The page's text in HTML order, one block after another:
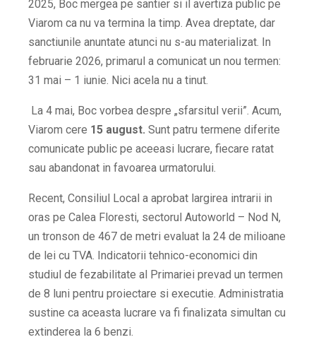
2025, Boc mergea pe santier si il avertiza public pe
Viarom ca nu va termina la timp. Avea dreptate, dar
sanctiunile anuntate atunci nu s-au materializat. In
februarie 2026, primarul a comunicat un nou termen:
31 mai – 1 iunie. Nici acela nu a tinut.
La 4 mai, Boc vorbea despre „sfarsitul verii”. Acum,
Viarom cere 15 august. Sunt patru termene diferite
comunicate public pe aceeasi lucrare, fiecare ratat
sau abandonat in favoarea urmatorului.
Recent, Consiliul Local a aprobat largirea intrarii in
oras pe Calea Floresti, sectorul Autoworld – Nod N,
un tronson de 467 de metri evaluat la 24 de milioane
de lei cu TVA. Indicatorii tehnico-economici din
studiul de fezabilitate al Primariei prevad un termen
de 8 luni pentru proiectare si executie. Administratia
sustine ca aceasta lucrare va fi finalizata simultan cu
extinderea la 6 benzi.